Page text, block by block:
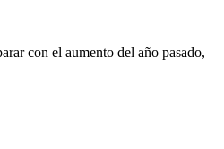
con el aumento del año pasado,